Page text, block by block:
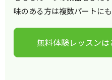
味のある方は複数パートに
無料体験レッスンは